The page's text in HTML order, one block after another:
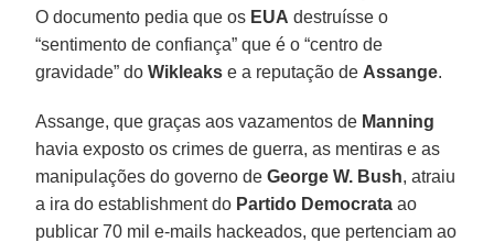
O documento pedia que os EUA destruísse o
“sentimento de confiança” que é o “centro de
gravidade” doWikleaks e a reputação de Assange.
Assange, que graças aos vazamentos de Manning
havia exposto os crimes de guerra, as mentiras e as
manipulações do governo deGeorge W. Bush, atraiu
a ira do establishment do Partido Democrata ao
publicar 70 mil e-mails hackeados, que pertenciam ao